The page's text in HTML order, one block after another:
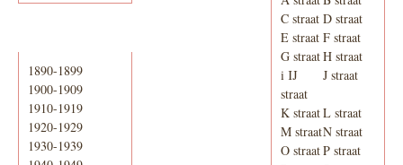
1890-1899
1900-1909
1910-1919
1920-1929
1930-1939
C straat D straat
E straat F straat
G straatH straat
i IJ
straat
J straat
K straatL straat
M straatN straat
O straatP straat